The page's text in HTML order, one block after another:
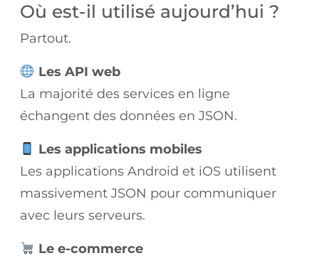
Où est-il utilisé aujourd’hui ?
Partout.
Les API web
La majorité des services en ligne
échangent des données en JSON.
Les applications mobiles
Les applications Android et iOS utilisent
massivement JSON pour communiquer
avec leurs serveurs.
Le e-commerce